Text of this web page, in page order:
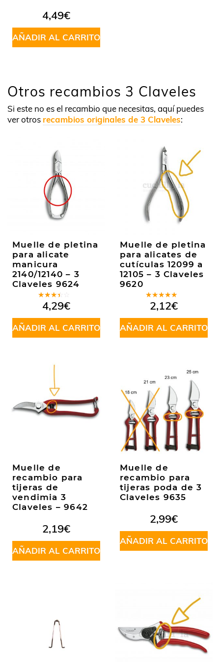
4,49€
AÑADIR AL CARRITO
Otros recambios 3 Claveles
Si este no es el recambio que necesitas, aquí puedes
ver otros recambios originales de 3 Claveles:
Muelle de pletina
para alicate
manicura
2140/12140 – 3
Claveles 9624
Valorado
en
3.00
de 5
4,29€
AÑADIR AL CARRITO
Muelle de pletina
para alicates de
cutículas 12099 a
12105 – 3 Claveles
9620
Valorado
en4.50
de 5
2,12€
AÑADIR AL CARRITO
Muelle de
recambio para
tijeras de
vendimia 3
Claveles – 9642
2,19€
AÑADIR AL CARRITO
Muelle de
recambio para
tijeras poda de 3
Claveles 9635
2,99€
AÑADIR AL CARRITO